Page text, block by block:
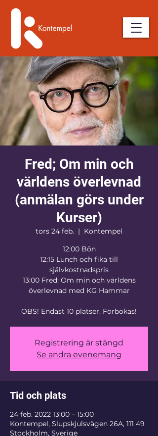
Fred; Om min och
världens överlevnad
(anmälan görs under
Kurser)
tors 24 feb.
  |
Kontempel
12:00 Bön
12:15 Lunch och fika till
självkostnadspris
13:00 Fred; Om min och världens
överlevnad med KG Hammar
OBS! Endast 10 platser. Förbokas!
Registrering är stängd
Se andra evenemang
Tid och plats
24 feb. 2022 13:00 – 15:00
Kontempel, Slupskjulsvägen 26A, 111 49
Stockholm, Sverige